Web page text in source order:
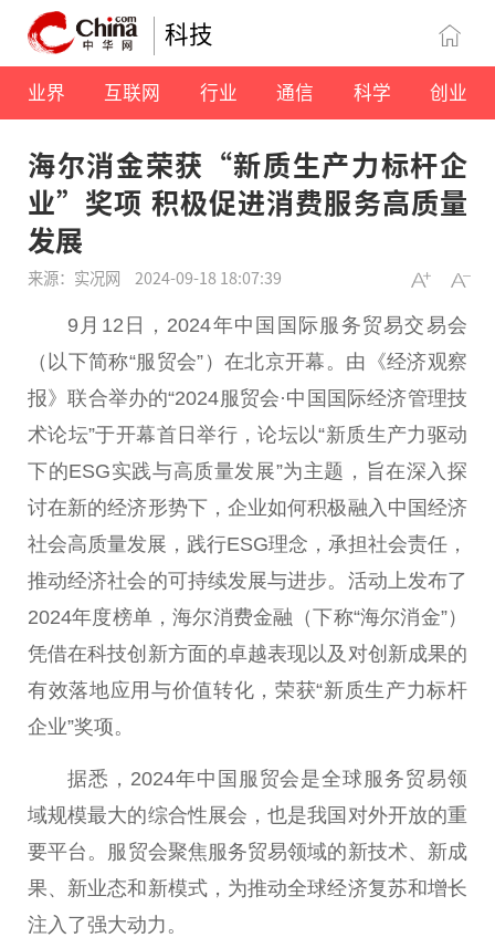
科技
业界 互联网 行业 通信 科学 创业
海尔消金荣获“新质生产力标杆企
业”奖项 积极促进消费服务高质量
发展
来源：实况网 2024-09-18 18:07:39
9月12日，2024年中国 国际服务贸易交易会
（以下简称“服贸会”）在北京开幕。由《经济观察
报》联合举办的“2024服贸会·中国 国际经济管理技
术论坛”于开幕首日举行，论坛以“新质生产力驱动
下的ESG实践与高质量发展”为主题，旨在深入探
讨在新的经济形势下，企业如何积极融入 中国经济
社会高质量发展，践行ESG理念，承担社会责任，
推动经济社会的可持续发展与进步。活动上发布了
2024年度榜单，海尔消费金融 （下称“海尔消金”）
凭借在科技创新方面的卓越表现以及对创新成果的
有效落地应用与价值转化，荣获“新质生产力标杆
企业”奖项。
据悉，2024年中国 服贸会是全球服务贸易领
域规模最大的综合性展会，也是我国对外开放的重
要平台 。服贸会聚焦服务贸易领域的新技术、新成
果、新业态和新模式，为推动全球经济复苏和增长
注入了强大动力。